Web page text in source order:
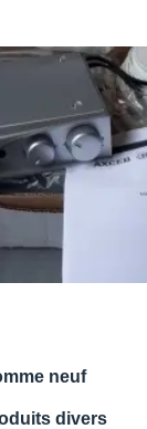
neuf
divers